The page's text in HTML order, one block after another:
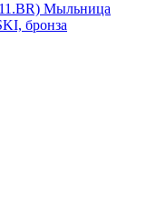
Mыльница
бронза